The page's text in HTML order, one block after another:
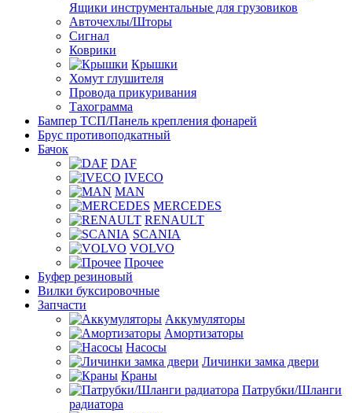
Ящики инструментальные для грузовиков
Авточехлы/Шторы
Сигнал
Коврики
Крышки
Хомут глушителя
Провода прикуривания
Тахограмма
Бампер ТСП/Панель крепления фонарей
Брус противоподкатный
Бачок
DAF
IVECO
MAN
MERCEDES
RENAULT
SCANIA
VOLVO
Прочее
Буфер резиновый
Вилки буксировочные
Запчасти
Аккумуляторы
Амортизаторы
Насосы
Личинки замка двери
Краны
Патрубки/Шланги
радиатора